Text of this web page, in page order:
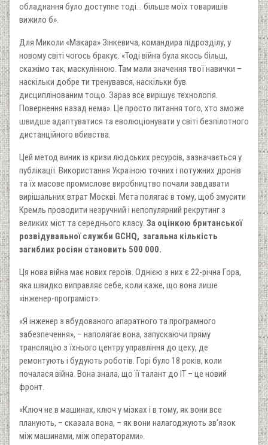
обладнання було доступне тоді… більше моїх товаришів
вижило б».
Для Миколи «Макара» Зінкевича, командира підрозділу, у
новому світі чогось бракує. «Тоді війна була якось більш,
скажімо так, маскулінною. Там мали значення твої навички –
наскільки добре ти тренувався, наскільки був
дисциплінованим тощо. Зараз все вирішує технологія.
Повернення назад нема». Це просто питання того, хто зможе
швидше адаптуватися та еволюціонувати у світі безпілотного
дистанційного вбивства.
Цей метод виник із кризи людських ресурсів, зазначається у
публікації. Використання Україною точних і потужних дронів
та їх масове промислове виробництво почали завдавати
вирішальних втрат Москві. Мета полягає в тому, щоб змусити
Кремль проводити незручний і непопулярний рекрутинг з
великих міст та середнього класу. За оцінкою британської
розвідувальної служби GCHQ, загальна кількість
загиблих росіян становить 500 000.
Ця нова війна має нових героїв. Однією з них є 22-річна Гора,
яка швидко виправляє себе, коли каже, що вона лише
«інженер-програміст».
«Я інженер з вбудованого апаратного та програмного
забезпечення», – наполягає вона, запускаючи пряму
трансляцію з їхнього центру управління до цеху, де
ремонтують і будують роботів. Горі було 18 років, коли
почалася війна. Вона знала, що її талант до ІТ – це новий
фронт.
«Ключ не в машинах, ключ у мізках і в тому, як вони все
планують, – сказала вона, – як вони налагоджують зв’язок
між машинами, між операторами».